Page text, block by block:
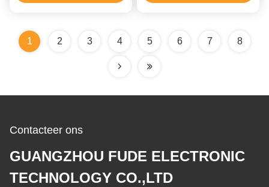
1 2 3 4 5 6 7 8
Contacteer ons
GUANGZHOU FUDE ELECTRONIC
TECHNOLOGY CO.,LTD